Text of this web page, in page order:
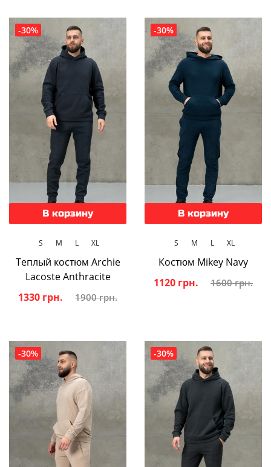
-30%
В корзину
S M L XL
Теплый костюм Archie
Lacoste Anthracite
1330 грн.
1900 грн.
-30%
В корзину
S M L XL
Костюм Mikey Navy
1120 грн.
1600 грн.
-30% -30%